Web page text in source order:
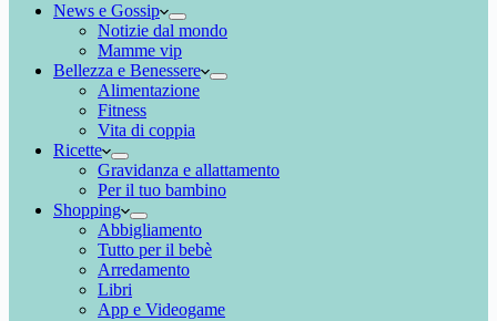
News e Gossip
Notizie dal mondo
Mamme vip
Bellezza e Benessere
Alimentazione
Fitness
Vita di coppia
Ricette
Gravidanza e allattamento
Per il tuo bambino
Shopping
Abbigliamento
Tutto per il bebè
Arredamento
Libri
App e Videogame